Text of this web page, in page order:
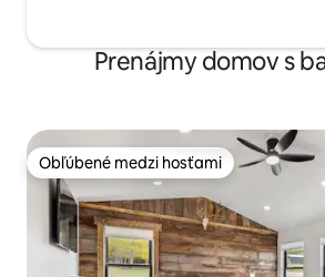
Prenájmy domov s
Obľúbené medzi hosťami
Obľúbené medzi hosťami